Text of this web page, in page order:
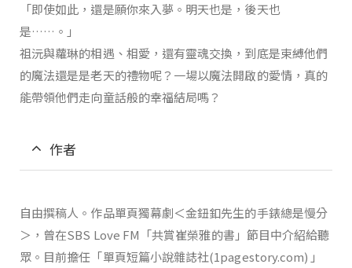
「即使如此，還是願你來入夢。明天也是，後天也
是……。」
祖沅與蘿琳的相遇、相愛，還有靈魂交換，到底是束縛他們
的魔法還是是老天的禮物呢？一場以魔法開啟的愛情，真的
能帶領他們走向童話般的幸福結局嗎？
作者
自由撰稿人。作品單頁獨幕劇＜金鈕釦先生的手錶總是慢分
＞，曾在SBS Love FM「共賞崔榮雅的書」節目中介紹給聽
眾。目前擔任「單頁短篇小說雜誌社(1pagestory.com) 」